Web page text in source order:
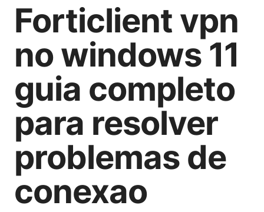
Forticlient vpn
no windows 11
guia completo
para resolver
problemas de
conexao